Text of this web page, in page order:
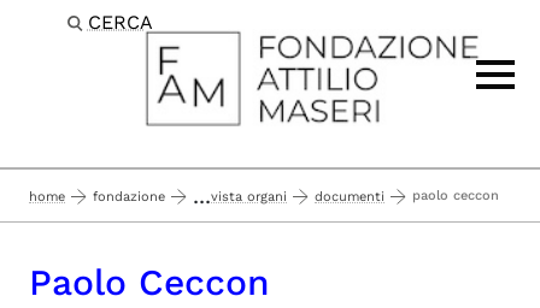
Passa al contenuto principale
CERCA
home fondazione ...vista organi documenti paolo ceccon
Paolo Ceccon